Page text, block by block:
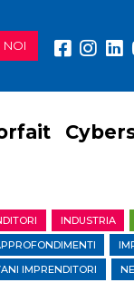
NOI
INDUSTRIA
IMPRENDITORI